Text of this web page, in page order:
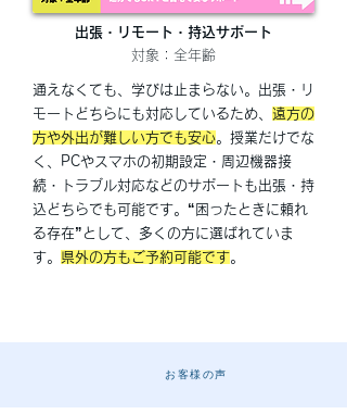
出張・リモート・持込サポート
対象：全年齢
通えなくても、学びは止まらない。出張・リ
モートどちらにも対応しているため、 遠方の
方や外出が難しい方でも安心。授業だけでな
く、PCやスマホの初期設定・周辺機器接
続・トラブル対応などのサポートも出張・持
込どちらでも可能です。“困ったときに頼れ
る存在”として、多くの方に選ばれていま
す。 県外の方もご予約可能です。
お客様の声​